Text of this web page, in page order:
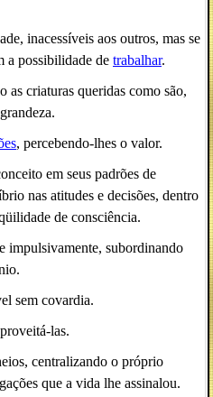
inacessíveis aos outros, mas se
a possibilidade de trabalhar.
as criaturas queridas como são,
, percebendo-lhes o valor.
em seus padrões de
nas atitudes e decisões, dentro
de consciência.
impulsivamente, subordinando
sem covardia.
las.
centralizando o próprio
que a vida lhe assinalou.